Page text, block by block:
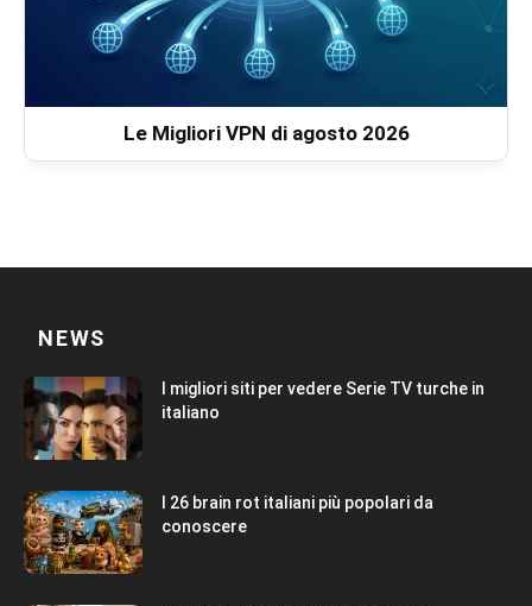
Le Migliori VPN di agosto 2026
NEWS
I migliori siti per vedere Serie TV turche in
italiano
I 26 brain rot italiani più popolari da
conoscere